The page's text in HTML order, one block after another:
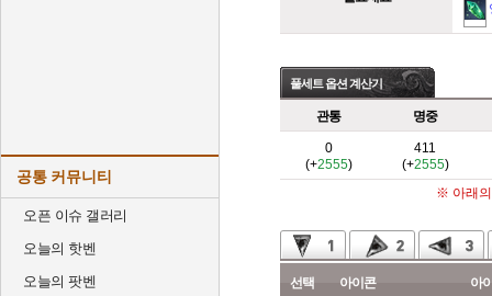
공통 커뮤니티
오픈 이슈 갤러리
오늘의 핫벤
오늘의 팟벤
풀세트 옵션 계산기
관통 명중
0
(+2555)
411
(+2555)
※ 아래의
선택 아이콘 아